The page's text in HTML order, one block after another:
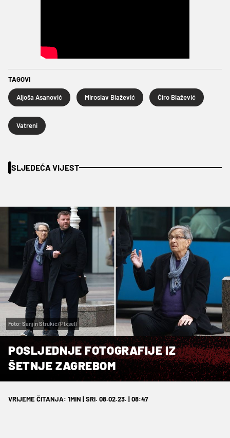
TAGOVI
Aljoša Asanović Miroslav Blažević Ćiro Blažević
Vatreni
SLJEDEĆA VIJEST
Foto: Sanjin Strukić/PIxsell
POSLJEDNJE FOTOGRAFIJE IZ
ŠETNJE ZAGREBOM
VRIJEME ČITANJA: 1MIN | SRI. 08.02.23. | 08:47